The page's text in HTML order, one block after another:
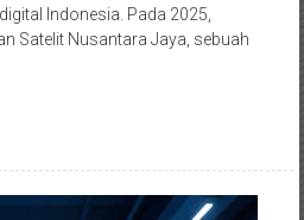
Indonesia. Pada 2025,
Satelit Nusantara Jaya, sebuah